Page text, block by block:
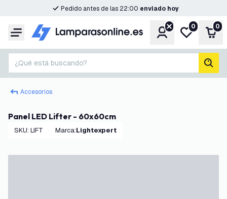
Pedido antes de las 22:00 enviado hoy
Menú CuentaMi lista de
0 0
¿Qué está buscando?
Accesorios
Panel LED Lifter - 60x60cm
SKU: LIFT Marca: Lightexpert